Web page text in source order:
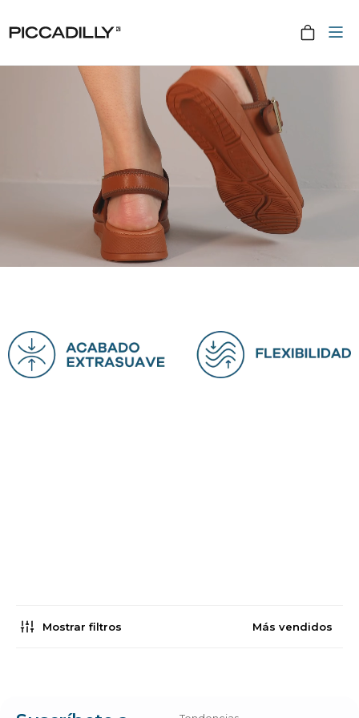
Mostrar filtros Más vendidos